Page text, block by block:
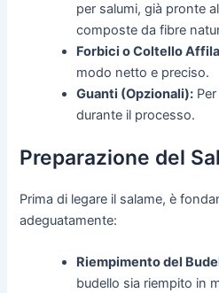
per salumi, già pronte
composte da fibre
Forbici o Coltello
modo netto e preciso.
Guanti (Opzionali):
durante il processo.
Preparazione del
Prima di legare il salame, è
adeguatamente:
Riempimento del
budello sia riempito in